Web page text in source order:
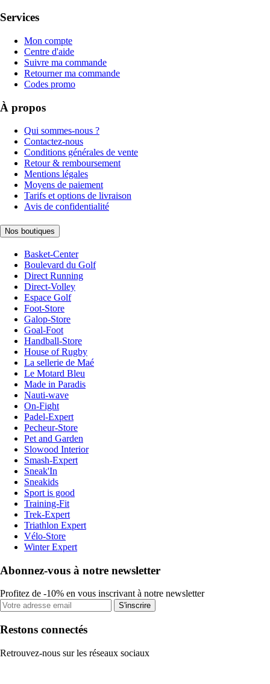
Services
Mon compte
Centre d'aide
Suivre ma commande
Retourner ma commande
Codes promo
À propos
Qui sommes-nous ?
Contactez-nous
Conditions générales de vente
Retour & remboursement
Mentions légales
Moyens de paiement
Tarifs et options de livraison
Avis de confidentialité
Nos boutiques
Basket-Center
Boulevard du Golf
Direct Running
Direct-Volley
Espace Golf
Foot-Store
Galop-Store
Goal-Foot
Handball-Store
House of Rugby
La sellerie de Maé
Le Motard Bleu
Made in Paradis
Nauti-wave
On-Fight
Padel-Expert
Pecheur-Store
Pet and Garden
Slowood Interior
Smash-Expert
Sneak'In
Sneakids
Sport is good
Training-Fit
Trek-Expert
Triathlon Expert
Vélo-Store
Winter Expert
Abonnez-vous à notre newsletter
Profitez de -10% en vous inscrivant à notre newsletter
S'inscrire
Restons connectés
Retrouvez-nous sur les réseaux sociaux